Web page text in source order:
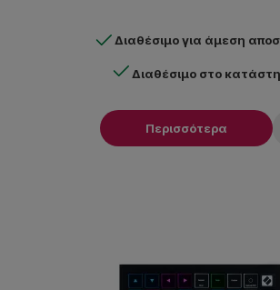
Διαθέσιμο για άμεση
Διαθέσιμο στο
Περισσότερα